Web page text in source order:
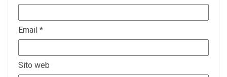
Email *
Sito web